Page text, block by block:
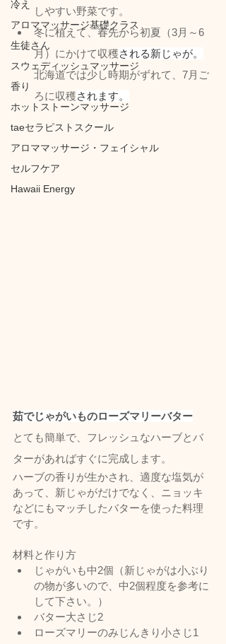
冷え
アロママッサージ基礎クラス
生徒さん
スウェディッシュマッサージ
香り
ホットストーンマッサージ
taeセラピストスクール
アロママッサージ・フェイシャル
セルフケア
Hawaii Energy
しやすい野菜です。
冬に植えて、春先から初夏（3月～6
月）にかけて収穫される新じゃが。
北海道では少し時期がずれて、7月ご
ろに収穫されます。
茹でじゃがいものローズマリーバター
とても簡単で、フレッシュなハーブとバ
ターがあればすぐに完成します。
ハーブの香りが生かされ、適度な塩気が
あって、新じゃがだけでなく、ニョッキ
などにもマッチしたバターを使った料理
です。
材料と作り方
じゃがいも中2個（新じゃがは小ぶり
の物が多いので、中2個程度を参考に
して下さい。）
バター大さじ2
ローズマリーのみじんきり小さじ1